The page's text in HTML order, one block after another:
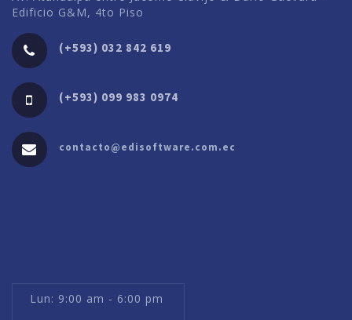
Edificio G&M, 4to Piso
(+593) 032 842 619
(+593) 099 983 0974
contacto@edisoftware.com.ec
Lun: 9:00 am - 6:00 pm